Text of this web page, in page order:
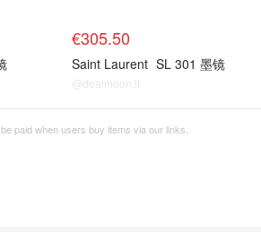
€305.50
Saint Laurent SL 301 墨镜
@dealmoon.it
paid when users buy items via our links.